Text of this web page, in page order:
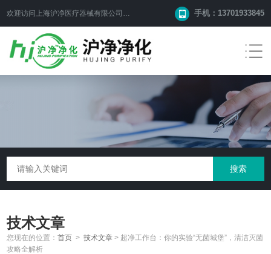
欢迎访问上海沪净医疗器械有限公司网站！ 手机：13701933845
技术文章
您现在的位置：首页 >技术文章 > 超净工作台：你的实验“无菌城堡”，清洁灭菌
攻略全解析